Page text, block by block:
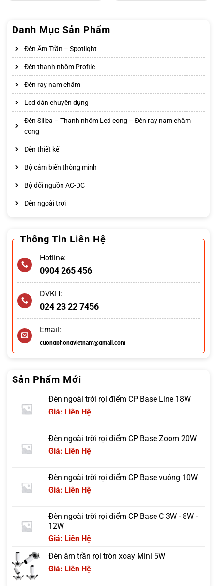
Danh Mục Sản Phẩm
Đèn Âm Trần – Spotlight
Đèn thanh nhôm Profile
Đèn ray nam châm
Led dán chuyên dụng
Đèn Silica – Thanh nhôm Led cong – Đèn ray nam châm
cong
Đèn thiết kế
Bộ cảm biến thông minh
Bộ đổi nguồn AC-DC
Đèn ngoài trời
Thông Tin Liên Hệ
Hotline:
0904 265 456
DVKH:
024 23 22 7456
Email:
cuongphongvietnam@gmail.com
Sản Phẩm Mới
Đèn ngoài trời rọi điểm CP Base Line 18W
Giá: Liên Hệ
Đèn ngoài trời rọi điểm CP Base Zoom 20W
Giá: Liên Hệ
Đèn ngoài trời rọi điểm CP Base vuông 10W
Giá: Liên Hệ
Đèn ngoài trời rọi điểm CP Base C 3W - 8W -
12W
Giá: Liên Hệ
Đèn âm trần rọi tròn xoay Mini 5W
Giá: Liên Hệ